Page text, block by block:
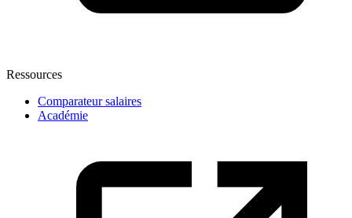
Ressources
Comparateur salaires
Académie